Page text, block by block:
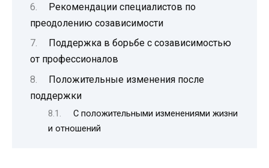
Рекомендации специалистов по
преодолению созависимости
Поддержка в борьбе с созависимостью
от профессионалов
Положительные изменения после
поддержки
С положительными изменениями жизни
и отношений